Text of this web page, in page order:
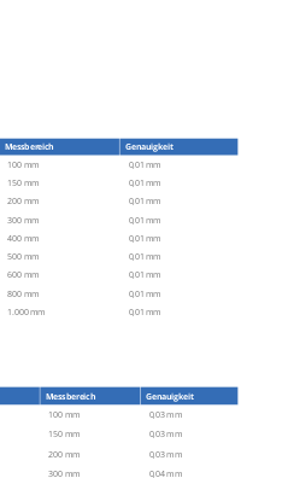
Messbereich Genauigkeit
100 mm
0,01 mm
150 mm
0,01 mm
200 mm
0,01 mm
300 mm
0,01 mm
400 mm
0,01 mm
500 mm
0,01 mm
600 mm
0,01 mm
800 mm 0,01 mm
1.000 mm 0,01 mm
Messbereich Genauigkeit
100 mm
0,03 mm
150 mm
0,03 mm
200 mm
0,03 mm
300 mm
0,04 mm